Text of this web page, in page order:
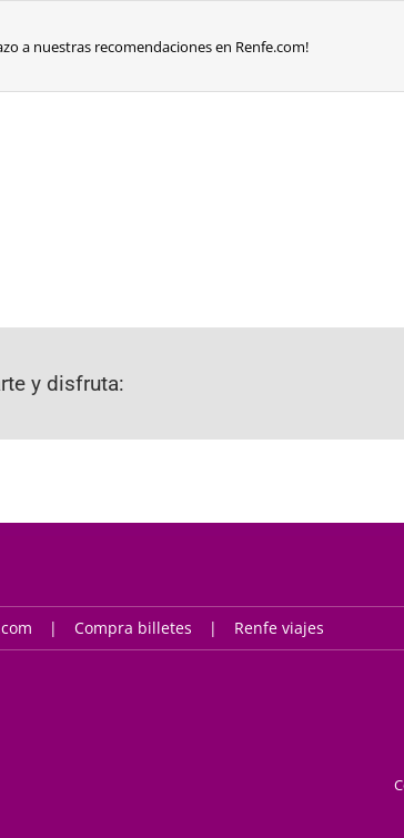
a nuestras recomendaciones en Renfe.com!
y disfruta:
Compra billetes Renfe viajes